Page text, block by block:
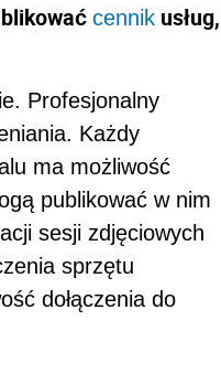
cennik usług,
Profesjonalny
Każdy
ma możliwość
publikować w nim
sesji zdjęciowych
sprzętu
dołączenia do